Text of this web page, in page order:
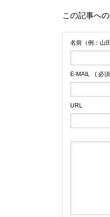
この記事へ
名前（例：山
E-MAIL ( 必
URL